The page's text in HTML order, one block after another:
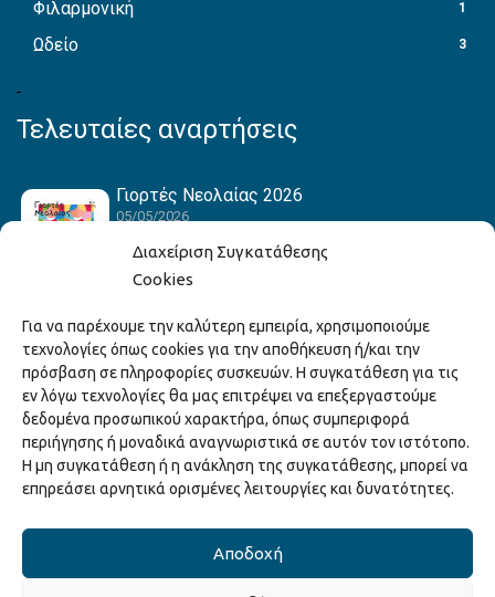
Διαχείριση Συγκατάθεσης
Cookies
Για να παρέχουμε την καλύτερη εμπειρία, χρησιμοποιούμε
τεχνολογίες όπως cookies για την αποθήκευση ή/και την
πρόσβαση σε πληροφορίες συσκευών. Η συγκατάθεση για τις
εν λόγω τεχνολογίες θα μας επιτρέψει να επεξεργαστούμε
δεδομένα προσωπικού χαρακτήρα, όπως συμπεριφορά
περιήγησης ή μοναδικά αναγνωριστικά σε αυτόν τον ιστότοπο.
Η μη συγκατάθεση ή η ανάκληση της συγκατάθεσης, μπορεί να
επηρεάσει αρνητικά ορισμένες λειτουργίες και δυνατότητες.
Αποδοχή
Φιλαρμονική 1
Ωδείο 3
Τελευταίες αναρτήσεις
Γιορτές Νεολαίας 2026
05/05/2026
Hack the Match: Γνωρίζοντας τα Αμερικανικά
Αθλήματα! Δημιουργώντας το Δικό σου
Game Story!
22/04/2026
Ξάνθη – Πόλις Ονείρων Μουσικών Σχολείων
2026
15/04/2026